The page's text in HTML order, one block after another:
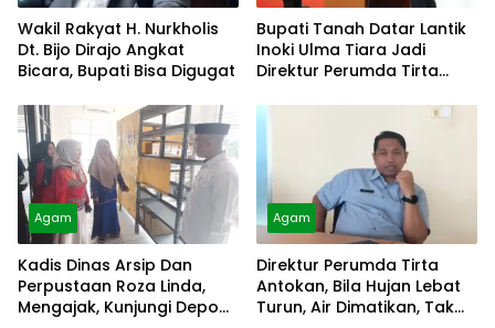
Wakil Rakyat H. Nurkholis
Dt. Bijo Dirajo Angkat
Bicara, Bupati Bisa Digugat
Bupati Tanah Datar Lantik
Inoki Ulma Tiara Jadi
Direktur Perumda Tirta
Agam
Kadis Dinas Arsip Dan
Perpustaan Roza Linda,
Mengajak, Kunjungi Depo
Agam
Direktur Perumda Tirta
Antokan, Bila Hujan Lebat
Turun, Air Dimatikan, Tak